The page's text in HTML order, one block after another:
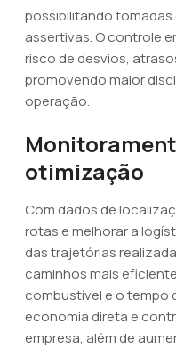
possibilitando tomadas
assertivas. O controle
risco de desvios,
promovendo maior
operação.
otimização
Com dados de
rotas e melhorar a
das trajetórias
caminhos mais
combustível e o tempo
economia direta e
empresa, além de